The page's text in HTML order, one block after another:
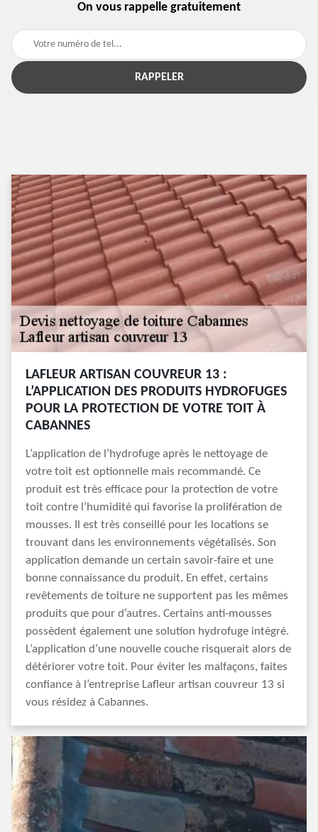
On vous rappelle gratuitement
LAFLEUR ARTISAN COUVREUR 13 :
L’APPLICATION DES PRODUITS HYDROFUGES
POUR LA PROTECTION DE VOTRE TOIT À
CABANNES
L’application de l’hydrofuge après le nettoyage de
votre toit est optionnelle mais recommandé. Ce
produit est très efficace pour la protection de votre
toit contre l’humidité qui favorise la prolifération de
mousses. Il est très conseillé pour les locations se
trouvant dans les environnements végétalisés. Son
application demande un certain savoir-faire et une
bonne connaissance du produit. En effet, certains
revêtements de toiture ne supportent pas les mêmes
produits que pour d’autres. Certains anti-mousses
possèdent également une solution hydrofuge intégré.
L’application d’une nouvelle couche risquerait alors de
détériorer votre toit. Pour éviter les malfaçons, faites
confiance à l’entreprise Lafleur artisan couvreur 13 si
vous résidez à Cabannes.